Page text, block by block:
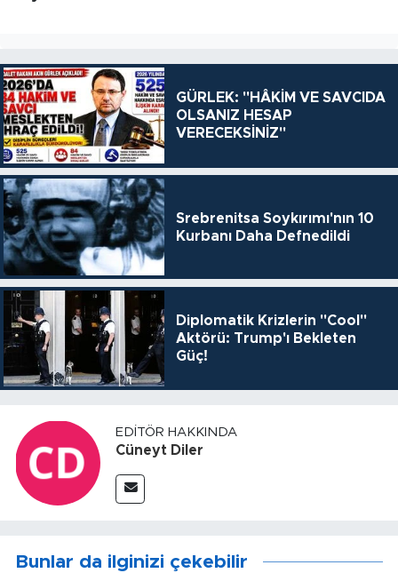
GÜRLEK: "HÂKİM VE SAVCIDA
OLSANIZ HESAP
VERECEKSİNİZ"
Srebrenitsa Soykırımı'nın 10
Kurbanı Daha Defnedildi
Diplomatik Krizlerin "Cool"
Aktörü: Trump'ı Bekleten
Güç!
EDITÖR HAKKINDA
Cüneyt Diler
Bunlar da ilginizi çekebilir